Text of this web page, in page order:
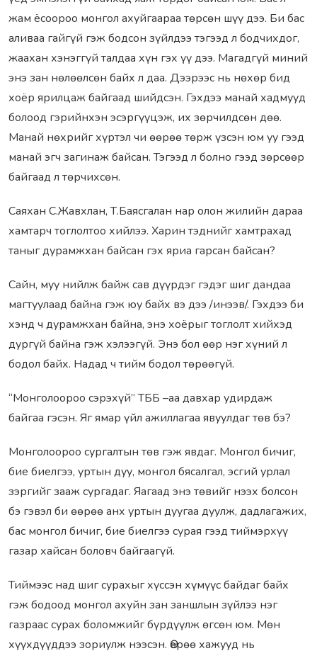
жам ёсоороо монгол ахуйгаараа төрсөн шүү дээ. Би бас
аливаа гайгүй гэж бодсон зүйлдээ тэгээд л бодчихдог,
жаахан хэнэггүй талдаа хүн гэх үү дээ. Магадгүй миний
энэ зан нөлөөлсөн байх л даа. Дээрээс нь нөхөр бид
хоёр ярилцаж байгаад шийдсэн. Гэхдээ манай хадмууд
болоод гэрийнхэн эсэргүүцэж, их зөрчилдсөн дөө.
Манай нөхрийг хүртэл чи өөрөө төрж үзсэн юм уу гээд
манай эгч загинаж байсан. Тэгээд л болно гээд зөрсөөр
байгаад л төрчихсөн.
Саяхан С.Жавхлан, Т.Баясгалан нар олон жилийн дараа
хамтарч тоглолтоо хийлээ. Харин тэднийг хамтрахад
таныг дурамжхан байсан гэх яриа гарсан байсан?
Сайн, муу нийлж байж сав дүүрдэг гэдэг шиг дандаа
магтуулаад байна гэж юу байх вэ дээ /инээв/. Гэхдээ би
хэнд ч дурамжхан байна, энэ хоёрыг тоглолт хийхэд
дургүй байна гэж хэлээгүй. Энэ бол өөр нэг хүний л
бодол байх. Надад ч тийм бодол төрөөгүй.
“Монголоороо сэрэхүй” ТББ –аа давхар удирдаж
байгаа гэсэн. Яг ямар үйл ажиллагаа явуулдаг төв бэ?
Монголоороо сургалтын төв гэж явдаг. Монгол бичиг,
бие биелгээ, уртын дуу, монгол бясалгал, эсгий урлал
зэргийг зааж сургадаг. Яагаад энэ төвийг нээх болсон
бэ гэвэл би өөрөө анх уртын дуугаа дуулж, дадлагажих,
бас монгол бичиг, бие биелгээ сурая гээд тиймэрхүү
газар хайсан боловч байгаагүй.
Тиймээс над шиг сурахыг хүссэн хүмүүс байдаг байх
гэж бодоод монгол ахуйн зан заншлын зүйлээ нэг
газраас сурах боломжийг бүрдүүлж өгсөн юм. Мөн
хүүхдүүддээ зориулж нээсэн. Өөрөө хажууд нь